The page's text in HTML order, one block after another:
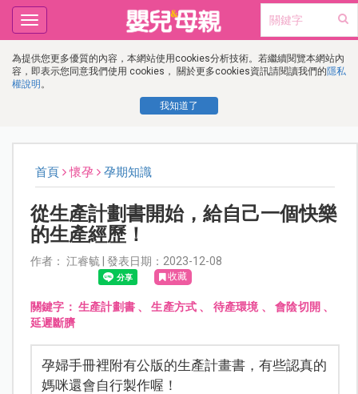
為提供您更多優質的內容，本網站使用cookies分析技術。若繼續閱覽本網站內
容，即表示您同意我們使用 cookies， 關於更多cookies資訊請閱讀我們的隱私
權說明 。
我知道了
Toggle
navigation
首頁 懷孕 孕期知識
從生產計劃書開始，給自己一個快樂
的生產經歷！
作者： 江睿毓 | 發表日期：2023-12-08
收藏
關鍵字： 生產計劃書、生產方式 、 待產環境 、會陰切開 、
延遲斷臍
孕婦手冊裡附有公版的生產計畫書，有些認真的
媽咪還會自行製作喔！